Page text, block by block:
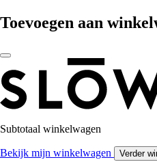
Toevoegen aan
Subtotaal winkelwagen
Bekijk mijn winkelwagen Verder